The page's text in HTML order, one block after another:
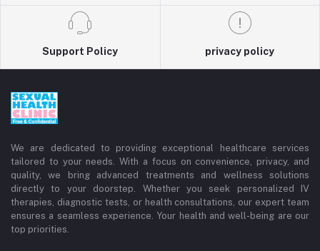
Support Policy privacy policy
We are dedicated to providing exceptional healthcare services
tailored to your needs. With a focus on convenience, privacy, and
quality, we bring advanced treatments and wellness solutions
directly to your doorstep. Whether you seek personalized IV
therapies, diagnostic tests, or health consultations, our expert team
ensures a seamless experience. Your health and well-being are our
top priorities.